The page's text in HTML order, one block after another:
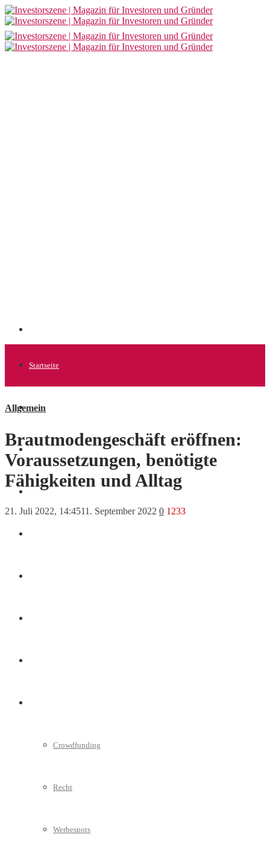
Startseite
Allgemein
News
Crowdfunding
Recht
Werbespots
Allgemein
Brautmodengeschäft eröffnen:
Voraussetzungen, benötigte
Fähigkeiten und Alltag
21. Juli 2022, 14:4511. September 2022 0 1233